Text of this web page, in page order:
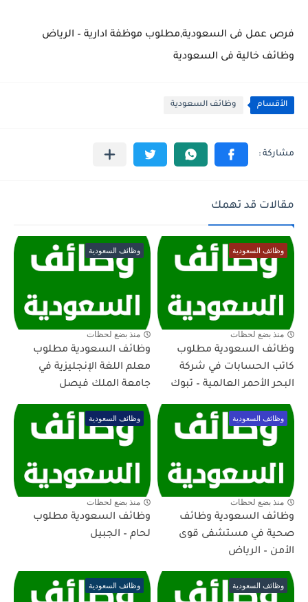
فرص عمل فى السعودية,مطلوب موظفة ادارية – الرياض
وظائف خالية فى السعودية
الأقسام وظائف السعودية
مقالات قد تهمك
وظائف السعودية
منذ بضع لحظات
وظائف السعودية مطلوب
كاتب الحسابات في شركة
البحر الأحمر العالمية – تبوك
وظائف السعودية
منذ بضع لحظات
وظائف السعودية مطلوب
معلم اللغة الإنجليزية في
جامعة الملك فيصل
وظائف السعودية
منذ بضع لحظات
وظائف السعودية وظائف
صحية في مستشفى قوى
الأمن – الرياض
وظائف السعودية
منذ بضع لحظات
وظائف السعودية مطلوب
لحام – الجبيل
وظائف السعودية وظائف السعودية